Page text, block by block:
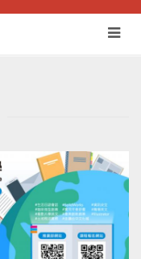
切
換
選
單